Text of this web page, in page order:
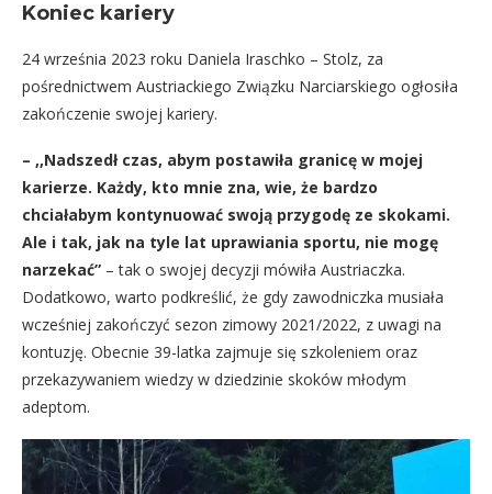
Koniec kariery
24 września 2023 roku Daniela Iraschko – Stolz, za
pośrednictwem Austriackiego Związku Narciarskiego ogłosiła
zakończenie swojej kariery.
– ,,Nadszedł czas, abym postawiła granicę w mojej
karierze. Każdy, kto mnie zna, wie, że bardzo
chciałabym kontynuować swoją przygodę ze skokami.
Ale i tak, jak na tyle lat uprawiania sportu, nie mogę
narzekać” – tak o swojej decyzji mówiła Austriaczka.
Dodatkowo, warto podkreślić, że gdy zawodniczka musiała
wcześniej zakończyć sezon zimowy 2021/2022, z uwagi na
kontuzję. Obecnie 39-latka zajmuje się szkoleniem oraz
przekazywaniem wiedzy w dziedzinie skoków młodym
adeptom.